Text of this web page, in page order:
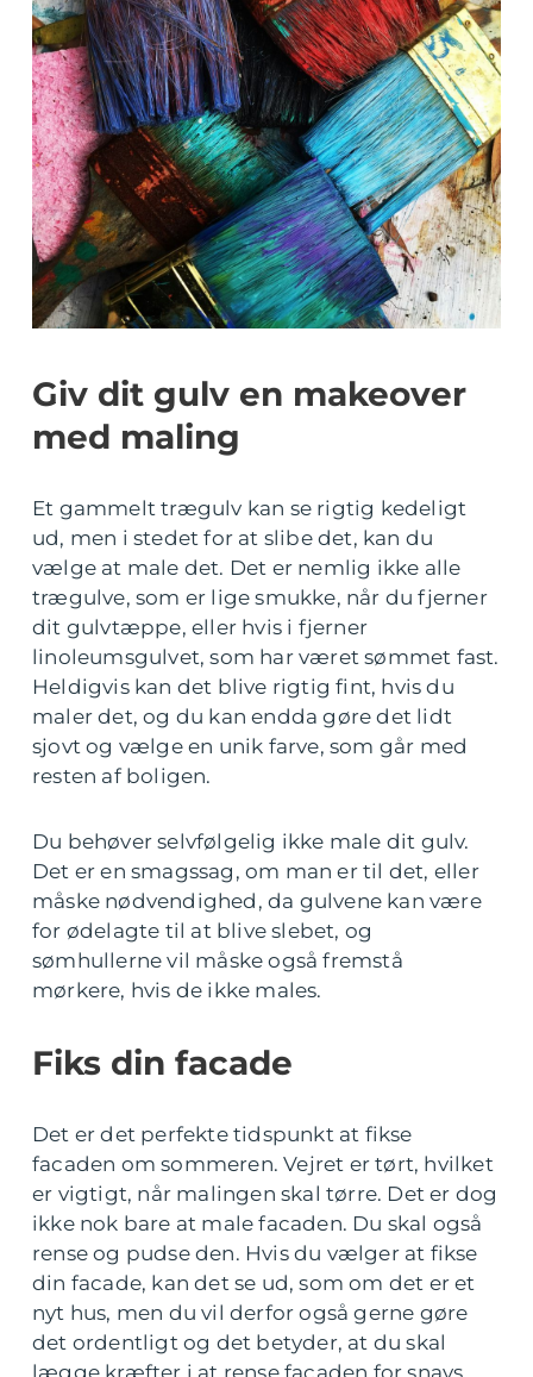
Giv dit gulv en makeover
med maling
Et gammelt trægulv kan se rigtig kedeligt
ud, men i stedet for at slibe det, kan du
vælge at male det. Det er nemlig ikke alle
trægulve, som er lige smukke, når du fjerner
dit gulvtæppe, eller hvis i fjerner
linoleumsgulvet, som har været sømmet fast.
Heldigvis kan det blive rigtig fint, hvis du
maler det, og du kan endda gøre det lidt
sjovt og vælge en unik farve, som går med
resten af boligen.
Du behøver selvfølgelig ikke male dit gulv.
Det er en smagssag, om man er til det, eller
måske nødvendighed, da gulvene kan være
for ødelagte til at blive slebet, og
sømhullerne vil måske også fremstå
mørkere, hvis de ikke males.
Fiks din facade
Det er det perfekte tidspunkt at fikse
facaden om sommeren. Vejret er tørt, hvilket
er vigtigt, når malingen skal tørre. Det er dog
ikke nok bare at male facaden. Du skal også
rense og pudse den. Hvis du vælger at fikse
din facade, kan det se ud, som om det er et
nyt hus, men du vil derfor også gerne gøre
det ordentligt og det betyder, at du skal
lægge kræfter i at rense facaden for snavs,